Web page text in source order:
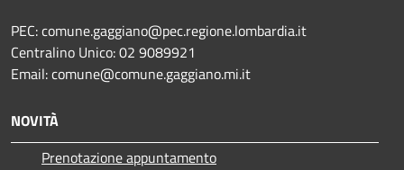
PEC: comune.gaggiano@pec.regione.lombardia.it
Centralino Unico: 02 9089921
Email: comune@comune.gaggiano.mi.it
NOVITÀ
Prenotazione appuntamento